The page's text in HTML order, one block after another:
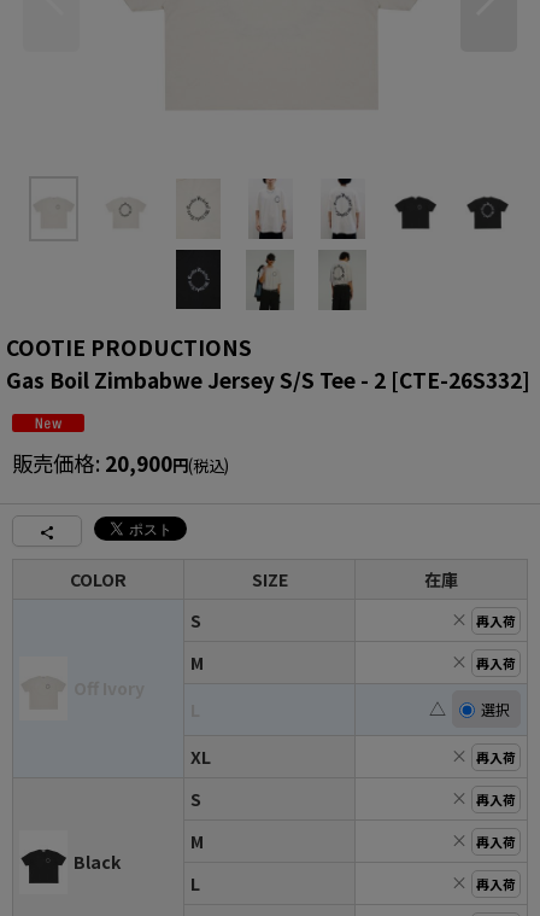
COOTIE PRODUCTIONS
Gas Boil Zimbabwe Jersey S/S Tee - 2 [CTE-26S332]
販売価格: 20,900円(税込)
COLOR SIZE 在庫
S × 再入荷
M × 再入荷
△
XL
× 再入荷
Black
S × 再入荷
M × 再入荷
L × 再入荷